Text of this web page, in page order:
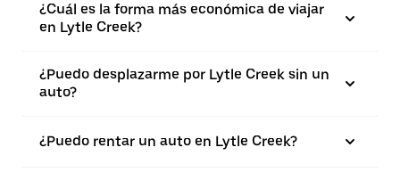
¿Cuál es la forma más económica de viajar
en Lytle Creek?
¿Puedo desplazarme por Lytle Creek sin un
auto?
¿Puedo rentar un auto en Lytle Creek?